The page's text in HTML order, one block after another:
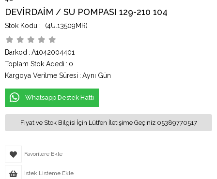
DEVİRDAİM / SU POMPASI 129-210 104
(4U.13509MR)
Barkod : A1042004401
Toplam Stok Adedi : 0
Kargoya Verilme Süresi : Aynı Gün
Whatsapp Destek Hattı
Fiyat ve Stok Bilgisi İçin Lütfen İletişime Geçiniz 05389770517
Favorilere Ekle
İstek Listeme Ekle